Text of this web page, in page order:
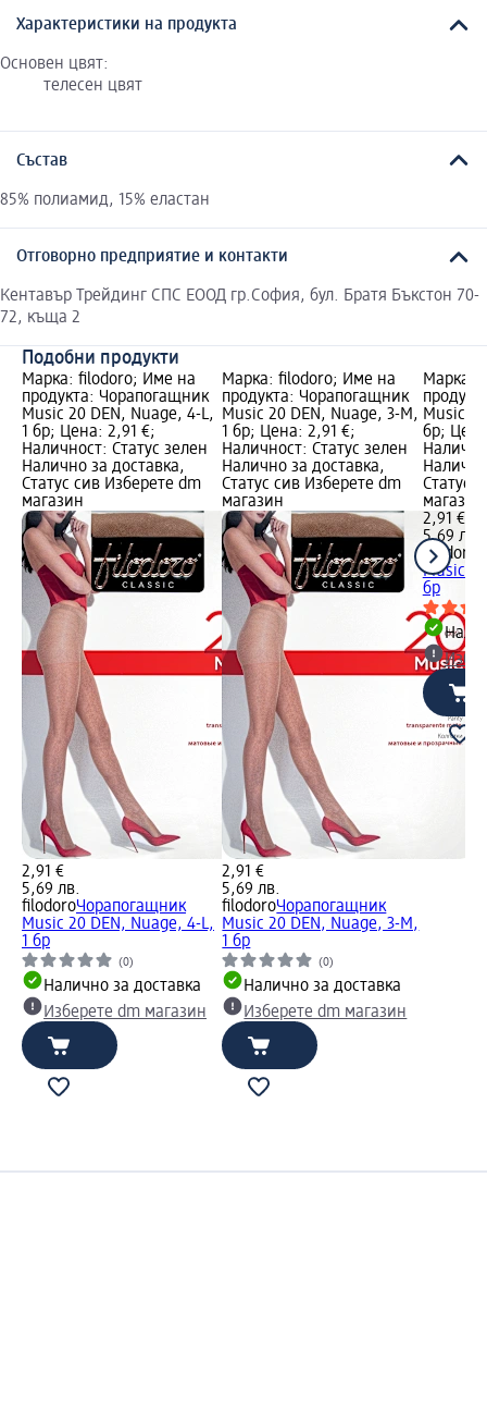
Характеристики на продукта
Основен цвят:
телесен цвят
Състав
85% полиамид, 15% еластан
Отговорно предприятие и контакти
Кентавър Трейдинг СПС ЕООД гр.София, бул. Братя Бъкстон 70-
72, къща 2
Подобни продукти
Марка: filodoro; Име на
продукта: Чорапогащник
Music 20 DEN, Nuage, 4-L,
1 бр; Цена: 2,91 €;
Наличност: Статус зелен
Налично за доставка,
Статус сив Изберете dm
магазин
2,91 €
5,69 лв.
filodoroЧорапогащник
Music 20 DEN, Nuage, 4-L,
1 бр
(0)
Налично за доставка
Изберете dm магазин
Марка: filodoro; Име на
продукта: Чорапогащник
Music 20 DEN, Nuage, 3-M,
1 бр; Цена: 2,91 €;
Наличност: Статус зелен
Налично за доставка,
Статус сив Изберете dm
магазин
2,91 €
5,69 лв.
filodoroЧорапогащник
Music 20 DEN, Nuage, 3-M,
1 бр
(0)
Налично за доставка
Изберете dm магазин
Марка:
Music
бр;
Статус
магазин
2,91 €
5,69 лв.
filodoro
Music
бр